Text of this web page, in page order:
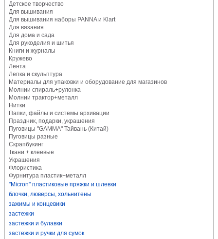
Детское творчество
Для вышивания
Для вышивания наборы PANNA и Klart
Для вязания
Для дома и сада
Для рукоделия и шитья
Книги и журналы
Кружево
Лента
Лепка и скульптура
Материалы для упаковки и оборудование для магазинов
Молнии спираль+рулонка
Молнии трактор+металл
Нитки
Папки, файлы и системы архивации
Праздник, подарки, украшения
Пуговицы "GAMMA" Тайвань (Китай)
Пуговицы разные
Скрапбукинг
Ткани + клеевые
Украшения
Флористика
Фурнитура пластик+металл
"Micron" пластиковые пряжки и шлевки
блочки, люверсы, хольнитены
зажимы и концевики
застежки
застежки и булавки
застежки и ручки для сумок